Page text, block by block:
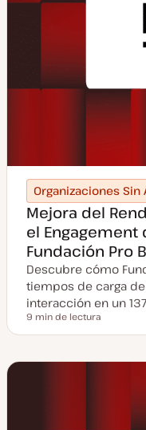
Organizaciones
Mejora del
el Engagement
Fundación Pro
Descubre cómo
tiempos de carga
interacción en un
Tiempo de lectura
9 min de lectura